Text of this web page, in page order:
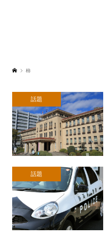
柿
話題
話題